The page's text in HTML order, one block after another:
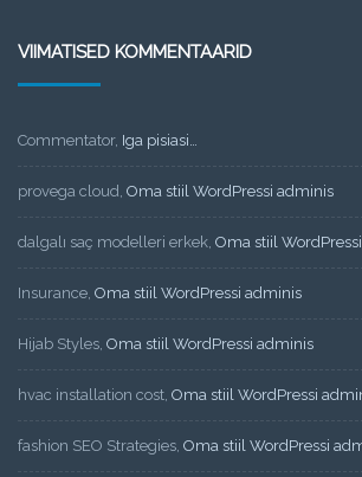
VIIMATISED KOMMENTAARID
Commentator, Iga pisiasi…
provega cloud, Oma stiil WordPressi adminis
dalgalı saç modelleri erkek, Oma stiil
Insurance, Oma stiil WordPressi adminis
Hijab Styles, Oma stiil WordPressi adminis
hvac installation cost, Oma stiil WordPressi
fashion SEO Strategies, Oma stiil WordPressi